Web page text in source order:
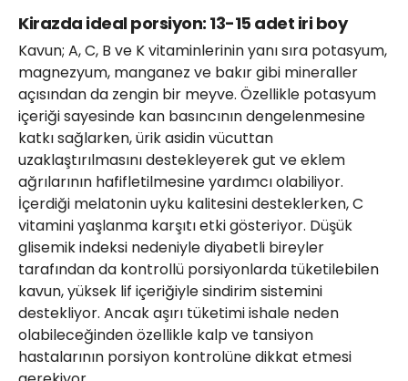
Kirazda ideal porsiyon: 13-15 adet iri boy
Kavun; A, C, B ve K vitaminlerinin yanı sıra potasyum,
magnezyum, manganez ve bakır gibi mineraller
açısından da zengin bir meyve. Özellikle potasyum
içeriği sayesinde kan basıncının dengelenmesine
katkı sağlarken, ürik asidin vücuttan
uzaklaştırılmasını destekleyerek gut ve eklem
ağrılarının hafifletilmesine yardımcı olabiliyor.
İçerdiği melatonin uyku kalitesini desteklerken, C
vitamini yaşlanma karşıtı etki gösteriyor. Düşük
glisemik indeksi nedeniyle diyabetli bireyler
tarafından da kontrollü porsiyonlarda tüketilebilen
kavun, yüksek lif içeriğiyle sindirim sistemini
destekliyor. Ancak aşırı tüketimi ishale neden
olabileceğinden özellikle kalp ve tansiyon
hastalarının porsiyon kontrolüne dikkat etmesi